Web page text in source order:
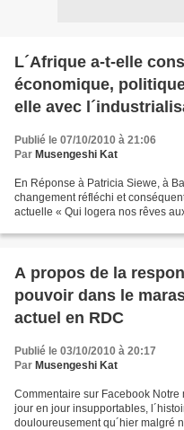
L´Afrique a-t-elle
économique,
elle avec
Publié le 07/10/2010 à 21:06
Par Musengeshi Kat
En Réponse à Patricia Siewe, à
changement réfléchi et
actuelle « Qui logera nos rêves
A propos de la
pouvoir dans le
actuel en RDC
Publié le 03/10/2010 à 20:17
Par Musengeshi Kat
Commentaire sur Facebook
jour en jour insupportables,
douloureusement qu´hier malgré